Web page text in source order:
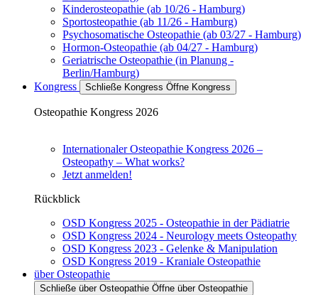
Kinderosteopathie (ab 10/26 - Hamburg)
Sportosteopathie (ab 11/26 - Hamburg)
Psychosomatische Osteopathie (ab 03/27 - Hamburg)
Hormon-Osteopathie (ab 04/27 - Hamburg)
Geriatrische Osteopathie (in Planung -
Berlin/Hamburg)
Kongress
Schließe Kongress Öffne Kongress
Osteopathie Kongress 2026
Internationaler Osteopathie Kongress 2026 –
Osteopathy – What works?
Jetzt anmelden!
Rückblick
OSD Kongress 2025 - Osteopathie in der Pädiatrie
OSD Kongress 2024 - Neurology meets Osteopathy
OSD Kongress 2023 - Gelenke & Manipulation
OSD Kongress 2019 - Kraniale Osteopathie
über Osteopathie
Schließe über Osteopathie Öffne über Osteopathie